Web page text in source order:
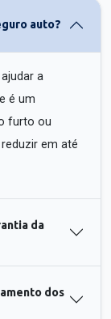
auto?
a
é um
furto ou
em até
da
dos